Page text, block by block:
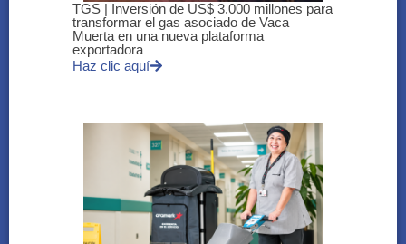
TGS | Inversión de US$ 3.000 millones para
transformar el gas asociado de Vaca
Muerta en una nueva plataforma
exportadora
Haz clic aquí